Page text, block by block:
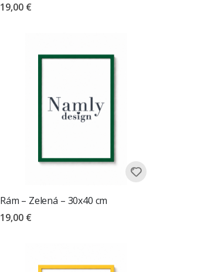
19,00 €
Rám – Zelená – 30x40 cm
19,00 €